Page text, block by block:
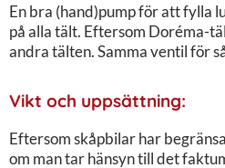
En bra (hand)pump för att fylla
på alla tält. Eftersom Doréma-
andra tälten. Samma ventil för
Vikt och uppsättning:
Eftersom skåpbilar har
om man tar hänsyn till det